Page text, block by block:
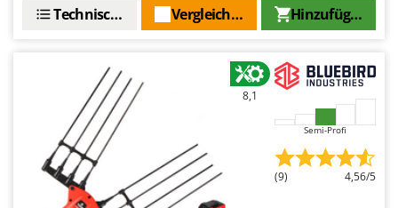
Oliviero
Ompagrill
Ooni
Oriental Koshin
Outdoorchef
Hinzufügen
Vergleichen Sie
Technische Daten
8,1
Semi-Profi
(9) 4,56/5